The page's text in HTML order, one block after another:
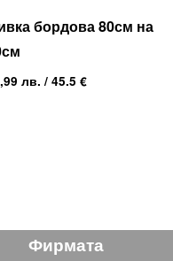
бордова 80см на
лв. / 45.5 €
Фирмата